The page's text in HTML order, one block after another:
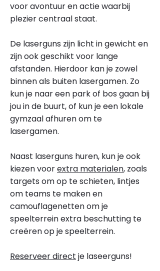
voor avontuur en actie waarbij
plezier centraal staat.
De laserguns zijn licht in gewicht en
zijn ook geschikt voor lange
afstanden. Hierdoor kan je zowel
binnen als buiten lasergamen. Zo
kun je naar een park of bos gaan bij
jou in de buurt, of kun je een lokale
gymzaal afhuren om te
lasergamen.
Naast laserguns huren, kun je ook
kiezen voorextra materialen, zoals
targets om op te schieten, lintjes
om teams te maken en
camouflagenetten om je
speelterrein extra beschutting te
creëren op je speelterrein.
Reserveer direct je laseerguns!